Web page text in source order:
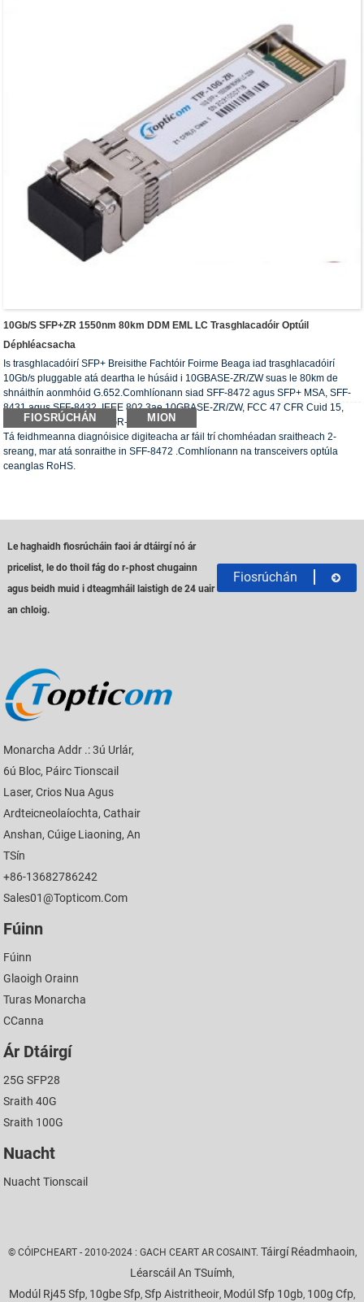
10Gb/s SFP+ZR 1550nm 80km DDM EML LC Trasghlacadóir Optúil
Déphléacsacha
Is trasghlacadóirí SFP+ Breisithe Fachtóir Foirme Beaga iad trasghlacadóirí
10Gb/s pluggable atá deartha le húsáid i 10GBASE-ZR/ZW suas le 80km de
shnáithín aonmhóid G.652.Comhlíonann siad SFF-8472 agus SFP+ MSA, SFF-
8431 agus SFF-8432, IEEE 802.3ae 10GBASE-ZR/ZW, FCC 47 CFR Cuid 15,
Aicme B agus Telcordia GR-468-CORE.
Tá feidhmeanna diagnóisice digiteacha ar fáil trí chomhéadan sraitheach 2-
sreang, mar atá sonraithe in SFF-8472 .Comhlíonann na transceivers optúla
ceanglas RoHS.
FIOSRÚCHÁN MION
Le haghaidh fiosrúcháin faoi ár dtáirgí nó ár
pricelist, le do thoil fág do r-phost chugainn
agus beidh muid i dteagmháil laistigh de 24 uair
an chloig.
Fiosrúchán
Monarcha Addr .: 3ú Urlár,
6ú Bloc, Páirc Tionscail
Laser, Crios Nua Agus
Ardteicneolaíochta, Cathair
Anshan, Cúige Liaoning, An
TSín
+86-13682786242
Sales01@topticom.com
Fúinn
Fúinn
Glaoigh Orainn
Turas Monarcha
CCanna
Ár Dtáirgí
25G SFP28
Sraith 40G
Sraith 100G
Nuacht
Nuacht Tionscail
© CÓIPCHEART - 2010-2024 : GACH CEART AR COSAINT. Táirgí Réadmhaoin,
Léarscáil An TSuímh,
Modúl Rj45 Sfp, 10gbe Sfp, Sfp Aistritheoir, Modúl Sfp 10gb, 100g Cfp,